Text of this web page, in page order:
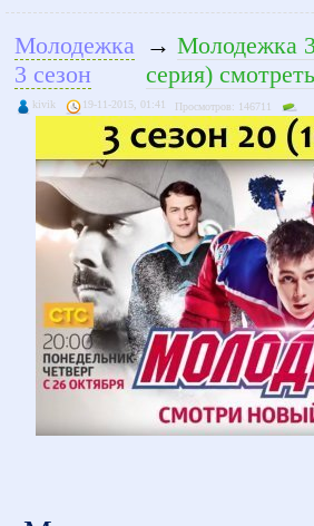
Молодежка
3 сезон
→ Молодежка
серия)
kivik 19-11-2015, 01:41 Просмотров: 146711